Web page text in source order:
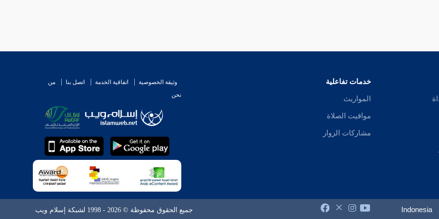
خدمات تفاعلية
المواريث
مواقيت الصلاة
مشاركات الزوار
وثيقة الخصوصية اتفاقية الخدمة اتصل بنا
من
نحن
Indonesia جميع الحقوق محفوظة © 2026 - 1998 لشبكة إسلام ويب